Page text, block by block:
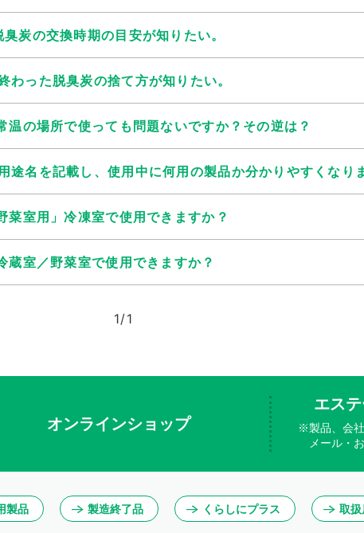
炭の交換時期の目安が知りたい。
わった脱臭炭の捨て方が知りたい。
温の場所で使っても問題ないですか？その逆は？
途名を記載し、使用中に何用の製品か分かりやすくなり
菜室用」冷凍室で使用できますか？
蔵室／野菜室で使用できますか？
1/1
オンラインショップ
エス
※製品、会
メール・
製品 製造終了品 くらしにプラス 取扱